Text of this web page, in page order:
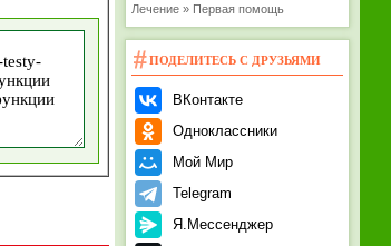
Лечение » Первая помощь
ПОДЕЛИТЕСЬ С ДРУЗЬЯМИ
ВКонтакте
Одноклассники
Мой Мир
Telegram
Я.Мессенджер